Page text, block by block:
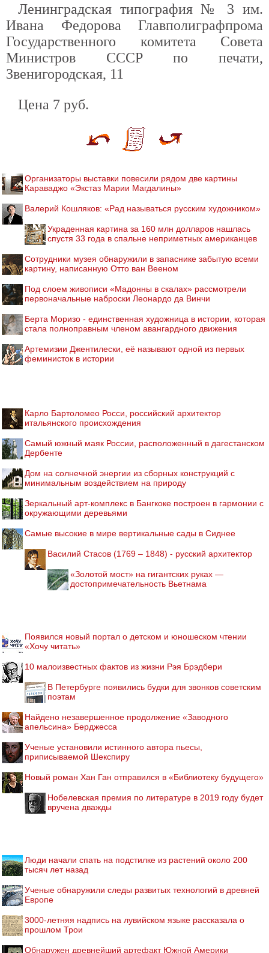
Ленинградская типография № 3 им.
Ивана Федорова Главполиграфпрома
Государственного комитета Совета
Министров СССР по печати,
Звенигородская, 11
Цена 7 руб.
Организаторы выставки повесили рядом две картины
Караваджо «Экстаз Марии Магдалины»
Валерий Кошляков: «Рад называться русским художником»
Украденная картина за 160 млн долларов нашлась
спустя 33 года в спальне неприметных американцев
Cотрудники музея обнаружили в запаснике забытую всеми
картину, написанную Отто ван Вееном
Под слоем живописи «Мадонны в скалах» рассмотрели
первоначальные наброски Леонардо да Винчи
Берта Моризо - единственная художница в истории, которая
стала полноправным членом авангардного движения
Артемизии Джентилески, её называют одной из первых
феминисток в истории
Карло Бартоломео Росси, российский архитектор
итальянского происхождения
Самый южный маяк России, расположенный в дагестанском
Дербенте
Дом на солнечной энергии из сборных конструкций с
минимальным воздействием на природу
Зеркальный арт-комплекс в Бангкоке построен в гармонии с
окружающими деревьями
Самые высокие в мире вертикальные сады в Сиднее
Василий Стасов (1769 – 1848) - русский архитектор
«Золотой мост» на гигантских руках —
достопримечательность Вьетнама
Появился новый портал о детском и юношеском чтении
«Хочу читать»
10 малоизвестных фактов из жизни Рэя Брэдбери
В Петербурге появились будки для звонков советским
поэтам
Найдено незавершенное продолжение «Заводного
апельсина» Берджесса
Ученые установили истинного автора пьесы,
приписываемой Шекспиру
Новый роман Хан Ган отправился в «Библиотеку будущего»
Нобелевская премия по литературе в 2019 году будет
вручена дважды
Люди начали спать на подстилке из растений около 200
тысяч лет назад
Ученые обнаружили следы развитых технологий в древней
Европе
3000-летняя надпись на лувийском языке рассказала о
прошлом Трои
Обнаружен древнейший артефакт Южной Америки